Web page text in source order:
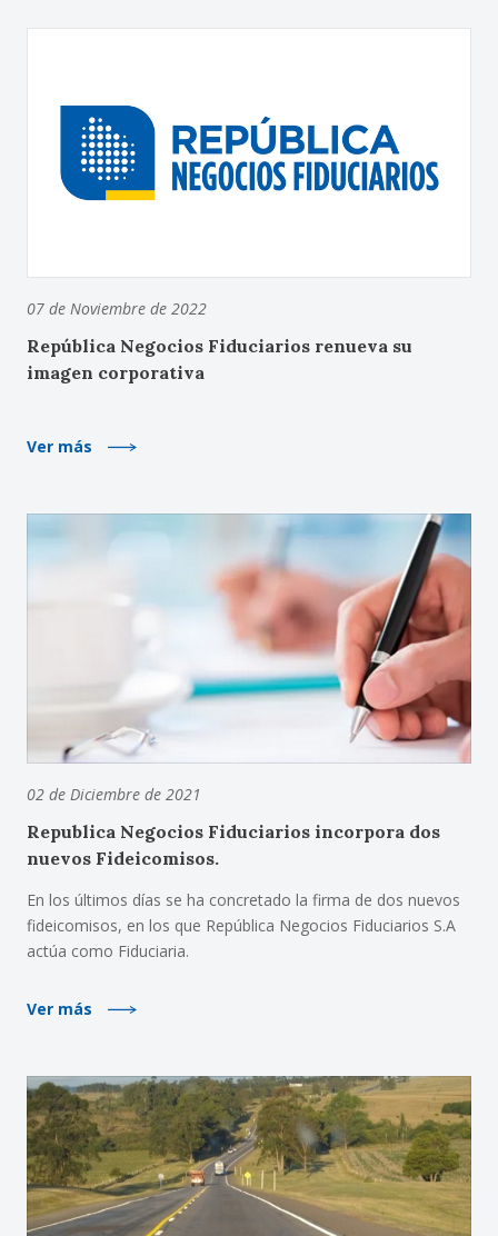
07 de Noviembre de 2022
República Negocios Fiduciarios renueva su
imagen corporativa
Ver más
02 de Diciembre de 2021
Republica Negocios Fiduciarios incorpora dos
nuevos Fideicomisos.
En los últimos días se ha concretado la firma de dos nuevos
fideicomisos, en los que República Negocios Fiduciarios S.A
actúa como Fiduciaria.
Ver más